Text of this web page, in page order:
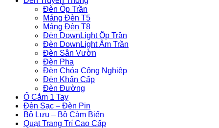
Đèn Ốp Trần
Máng Đèn T5
Máng Đèn T8
Đèn DownLight Ốp Trần
Đèn DownLight Âm Trần
Đèn Sân Vườn
Đèn Pha
Đèn Chóa Công Nghiệp
Đèn Khẩn Cấp
Đèn Đường
Ổ Cắm 1 Tay
Đèn Sạc – Đèn Pin
Bộ Lưu – Bộ Cảm Biến
Quạt Trang Trí Cao Cấp